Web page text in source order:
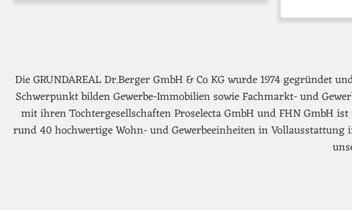
Die GRUNDAREAL Dr.Berger GmbH & Co KG wurde 1974
Schwerpunkt bilden Gewerbe-Immobilien sowie Fachmarkt- und
mit ihren Tochtergesellschaften Proselecta GmbH und FHN GmbH
rund 40 hochwertige Wohn- und Gewerbeeinheiten in